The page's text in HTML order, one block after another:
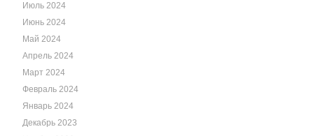
Июль 2024
Июнь 2024
Май 2024
Апрель 2024
Март 2024
Февраль 2024
Январь 2024
Декабрь 2023